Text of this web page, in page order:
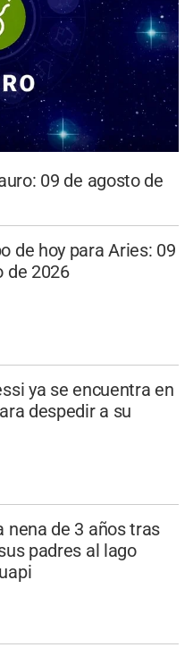
09 de agosto de
de hoy para Aries: 09
de 2026
ya se encuentra en
despedir a su
nena de 3 años tras
padres al lago